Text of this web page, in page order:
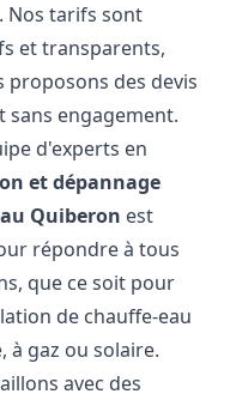
Nos tarifs sont
et transparents,
proposons des devis
sans engagement.
d'experts en
et dépannage
Quiberon est
répondre à tous
que ce soit pour
de chauffe-eau
à gaz ou solaire.
avec des